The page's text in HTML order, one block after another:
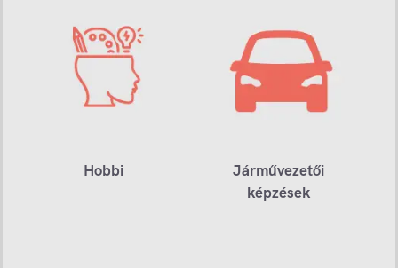
Hobbi
Járművezetői
képzések